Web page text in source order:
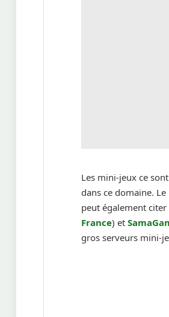
Les mini-jeux ce
dans ce domaine.
peut également citer
France) et
gros serveurs mini-